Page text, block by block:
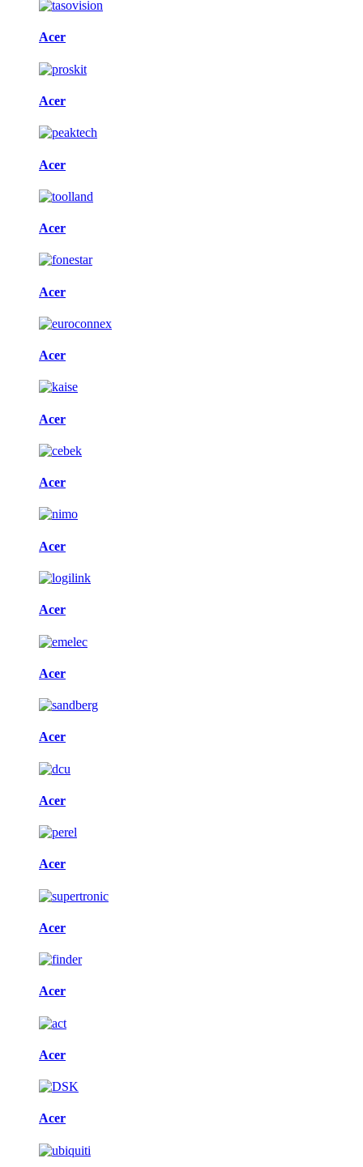
Acer
Acer
Acer
Acer
Acer
Acer
Acer
Acer
Acer
Acer
Acer
Acer
Acer
Acer
Acer
Acer
Acer
Acer